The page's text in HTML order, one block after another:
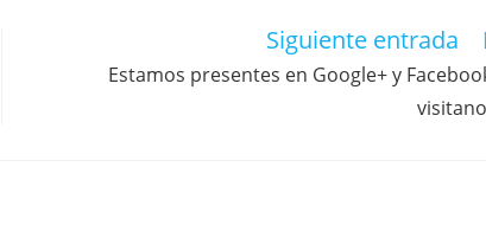
Siguiente entrada
Estamos presentes en Google+ y